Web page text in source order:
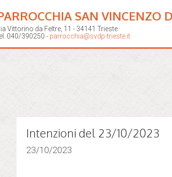
SAN VINCENZO
Vittorino da Feltre, 11 - 34141 Trieste
040/390250 - parrocchia@svdp-trieste.it
Intenzioni del 23/10/2023
23/10/2023